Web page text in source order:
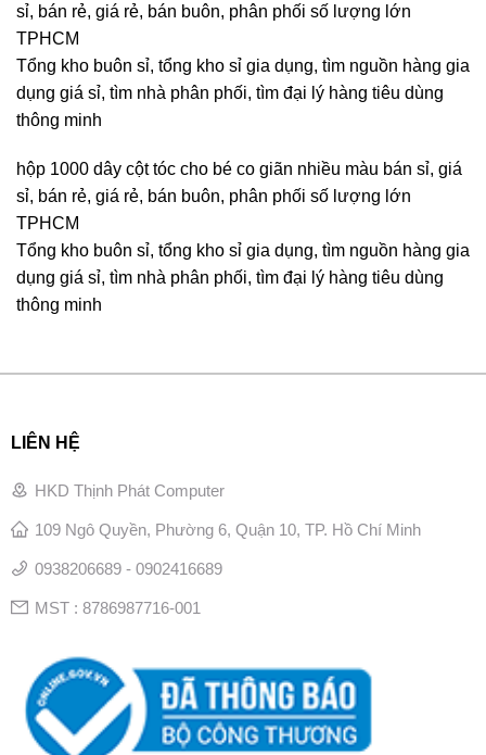
sỉ, bán rẻ, giá rẻ, bán buôn, phân phối số lượng lớn
TPHCM
Tổng kho buôn sỉ, tổng kho sỉ gia dụng, tìm nguồn hàng gia
dụng giá sỉ, tìm nhà phân phối, tìm đại lý hàng tiêu dùng
thông minh
hộp 1000 dây cột tóc cho bé co giãn nhiều màu bán sỉ, giá
sỉ, bán rẻ, giá rẻ, bán buôn, phân phối số lượng lớn
TPHCM
Tổng kho buôn sỉ, tổng kho sỉ gia dụng, tìm nguồn hàng gia
dụng giá sỉ, tìm nhà phân phối, tìm đại lý hàng tiêu dùng
thông minh
LIÊN HỆ
HKD Thịnh Phát Computer
109 Ngô Quyền, Phường 6, Quận 10, TP. Hồ Chí Minh
0938206689 - 0902416689
MST : 8786987716-001